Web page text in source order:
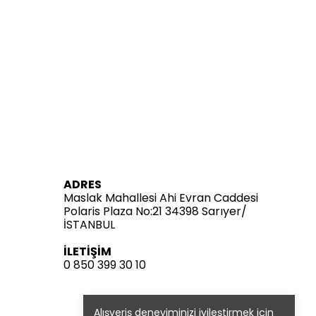
Alışveriş deneyiminizi iyileştirmek için
ADRES
Maslak Mahallesi Ahi Evran Caddesi
Polaris Plaza No:21 34398 Sarıyer/
İSTANBUL
İLETİŞİM
0 850 399 30 10